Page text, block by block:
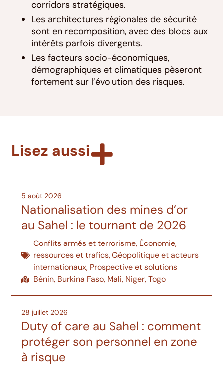
corridors stratégiques.
Les architectures régionales de sécurité
sont en recomposition, avec des blocs aux
intérêts parfois divergents.
Les facteurs socio-économiques,
démographiques et climatiques pèseront
fortement sur l’évolution des risques.
Lisez aussi
5 août 2026
Nationalisation des mines d’or
au Sahel : le tournant de 2026
Conflits armés et terrorisme, Économie,
ressources et trafics,Géopolitique et acteurs
internationaux, Prospective et solutions
Bénin, Burkina Faso, Mali, Niger,Togo
28 juillet 2026
Duty of care au Sahel : comment
protéger son personnel en zone
à risque